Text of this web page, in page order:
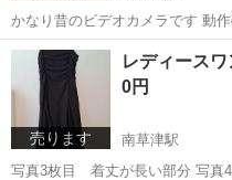
かなり昔のビデオカメラです 動
でご理解下さい
滋賀 草津市 南草津駅
売ります
レディース
0円
南草津駅
写真3枚目 着丈が長い部分 写真